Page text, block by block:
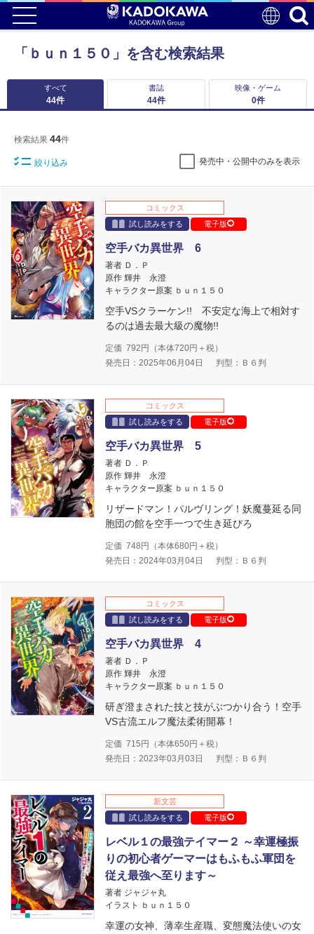
「ｂｕｎ１５０」を含む検索結果
すべて
44件
書誌
44件
映像・ゲーム
0件
検索結果 44件
絞り込み 発売中・公開中のみを表示
コミックス
試し読みをする
電子版
空手バカ異世界 6
著者 Ｄ．Ｐ
原作 輝井 永澄
キャラクター原案 ｂｕｎ１５０
空手VSクラーケン!! 不安定な海上で相対す
るのは過去最大級の魔物!!
定価 792 円（本体720円＋税）
発売日：2025年06月04日
判型：Ｂ６判
コミックス
試し読みをする
電子版
空手バカ異世界 5
著者 Ｄ．Ｐ
原作 輝井 永澄
キャラクター原案 ｂｕｎ１５０
リザードマン！パルヴリング！妖魔蔓延る同
胞団の館を空手一つで生き延びろ
定価 748 円（本体680円＋税）
発売日：2024年03月04日
判型：Ｂ６判
コミックス
試し読みをする
電子版
空手バカ異世界 4
著者 Ｄ．Ｐ
原作 輝井 永澄
キャラクター原案 ｂｕｎ１５０
研ぎ澄まされた技と技がぶつかり合う！空手
VS古流エルフ魔法柔術開幕！
定価 715 円（本体650円＋税）
発売日：2023年03月03日
判型：Ｂ６判
新文芸
試し読みをする
電子版
レベル１の最強テイマー２ ～幸運極振
りの初心者ゲーマーはもふもふ軍団を
従え最強へ至ります～
著者 ジャジャ丸
イラスト ｂｕｎ１５０
幸運の女神、薄幸生産職、変態魔法使いの女